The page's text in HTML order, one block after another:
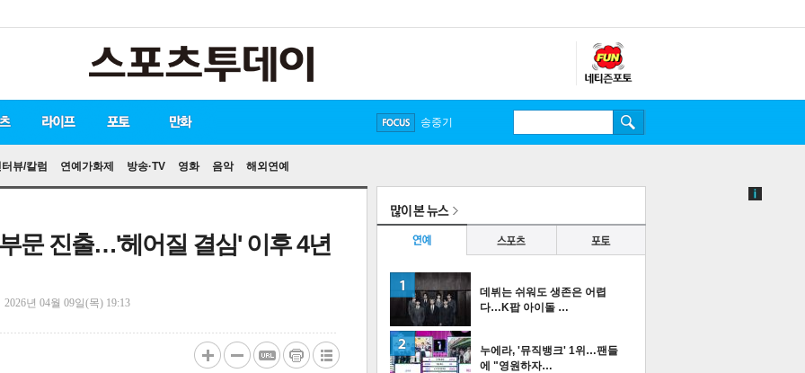
뷰/칼럼 연예가화제 방송·TV 영화 음악 해외연예
송중기
문 진출…'헤어질 결심' 이후 4년
2026년 04월 09일(목) 19:13
데뷔는 쉬워도 생존은 어렵
다…K팝 아이돌 …
누에라, '뮤직뱅크' 1위…팬들
에 "영원하자…